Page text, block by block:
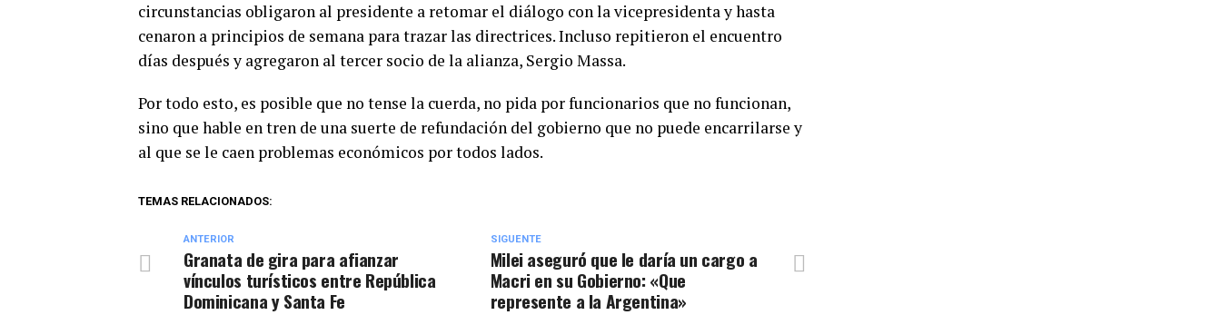
circunstancias obligaron al presidente a retomar el diálogo con la vicepresidenta y hasta
cenaron a principios de semana para trazar las directrices. Incluso repitieron el encuentro
días después y agregaron al tercer socio de la alianza, Sergio Massa.
Por todo esto, es posible que no tense la cuerda, no pida por funcionarios que no funcionan,
sino que hable en tren de una suerte de refundación del gobierno que no puede encarrilarse y
al que se le caen problemas económicos por todos lados.
TEMAS RELACIONADOS:
SIGUENTE
Milei aseguró que le daría un cargo a
Macri en su Gobierno: «Que
represente a la Argentina»
ANTERIOR
Granata de gira para afianzar
vínculos turísticos entre República
Dominicana y Santa Fe